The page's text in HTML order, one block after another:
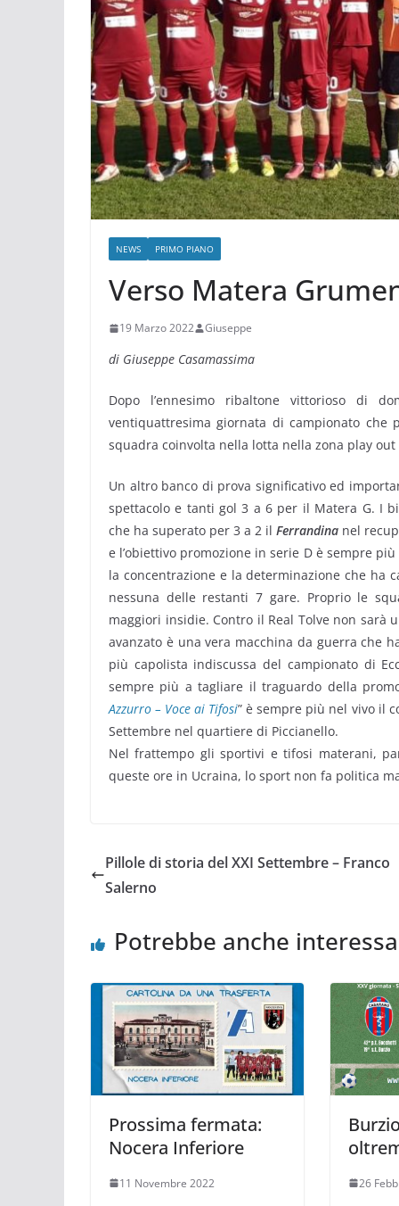
NEWS PRIMO PIANO
Verso Matera
19 Marzo 2022 Giuseppe
di Giuseppe Casamassima
Dopo l’ennesimo ribaltone vittorioso di
ventiquattresima giornata di campionato
squadra coinvolta nella lotta nella zona play out
Un altro banco di prova significativo ed
spettacolo e tanti gol 3 a 6 per il Matera G. I
che ha superato per 3 a 2 il Ferrandina nel
e l’obiettivo promozione in serie D è sempre
la concentrazione e la determinazione che ha
nessuna delle restanti 7 gare. Proprio le
maggiori insidie. Contro il Real Tolve non
avanzato è una vera macchina da guerra che
più capolista indiscussa del campionato di
sempre più a tagliare il traguardo della
Azzurro – Voce ai Tifosi” è sempre più nel vivo il
Settembre nel quartiere di Piccianello.
Nel frattempo gli sportivi e tifosi materani,
queste ore in Ucraina, lo sport non fa politica
Pillole di storia del XXI Settembre – Franco
Salerno
Potrebbe anche
Prossima fermata:
Nocera Inferiore
11 Novembre 2022 26